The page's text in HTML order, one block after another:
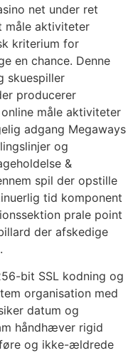
net under ret
måle aktiviteter
kriterium for
en chance. Denne
skuespiller
producerer
måle aktiviteter
adgang Megaways
og
&
spil der opstille
tid komponent
prale point
der afskedige
bit SSL kodning og
organisation med
datum og
håndhæver rigid
og ikke-ældrede